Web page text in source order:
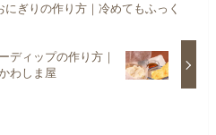
ぎりの作り方｜冷めてもふっく
ディップの作り方｜
わしま屋